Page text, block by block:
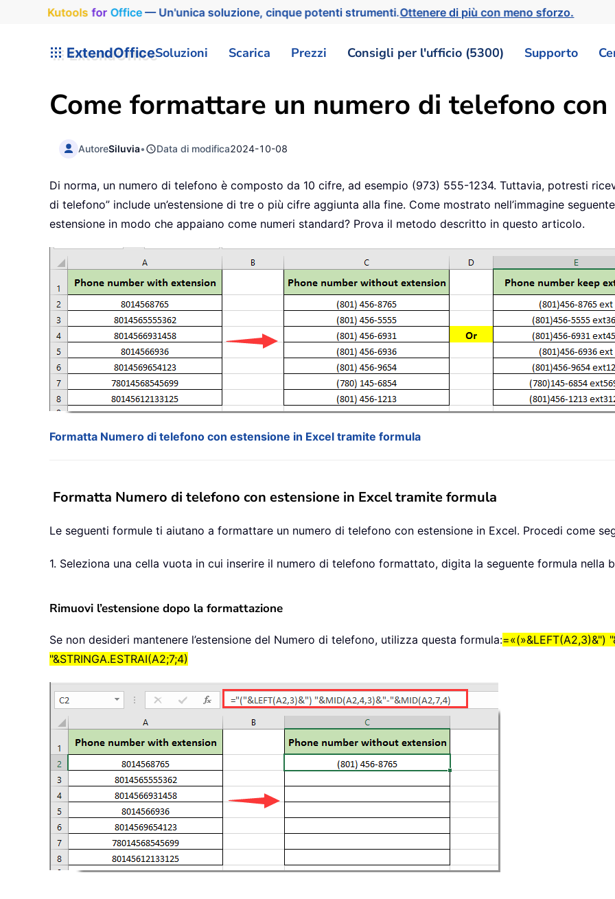
Kutools for Office— Un'unica soluzione, cinque potenti strumenti.Ottenere di più con meno sforzo.
ExtendOfficeSoluzioni Scarica Prezzi Consigli per l'ufficio (5300) Supporto
Come formattare un numero di telefono con
AutoreSiluvia• Data di modifica2024-10-08
Di norma, un numero di telefono è composto da 10 cifre, ad esempio (973) 555-1234. Tuttavia, potresti
di telefono” include un’estensione di tre o più cifre aggiunta alla fine. Come mostrato nell’immagine
estensione in modo che appaiano come numeri standard? Prova il metodo descritto in questo articolo.
Formatta Numero di telefono con estensione in Excel tramite formula
Formatta Numero di telefono con estensione in Excel tramite formula
Le seguenti formule ti aiutano a formattare un numero di telefono con estensione in Excel. Procedi come
1. Seleziona una cella vuota in cui inserire il numero di telefono formattato, digita la seguente formula nella
Rimuovi l’estensione dopo la formattazione
Se non desideri mantenere l’estensione del Numero di telefono, utilizza questa formula:=«(»&LEFT(A2,3)&")
"&STRINGA.ESTRAI(A2;7;4)